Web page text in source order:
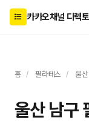
카카오채널 디렉토
홈 / 필라테스 / 울
울산 남구